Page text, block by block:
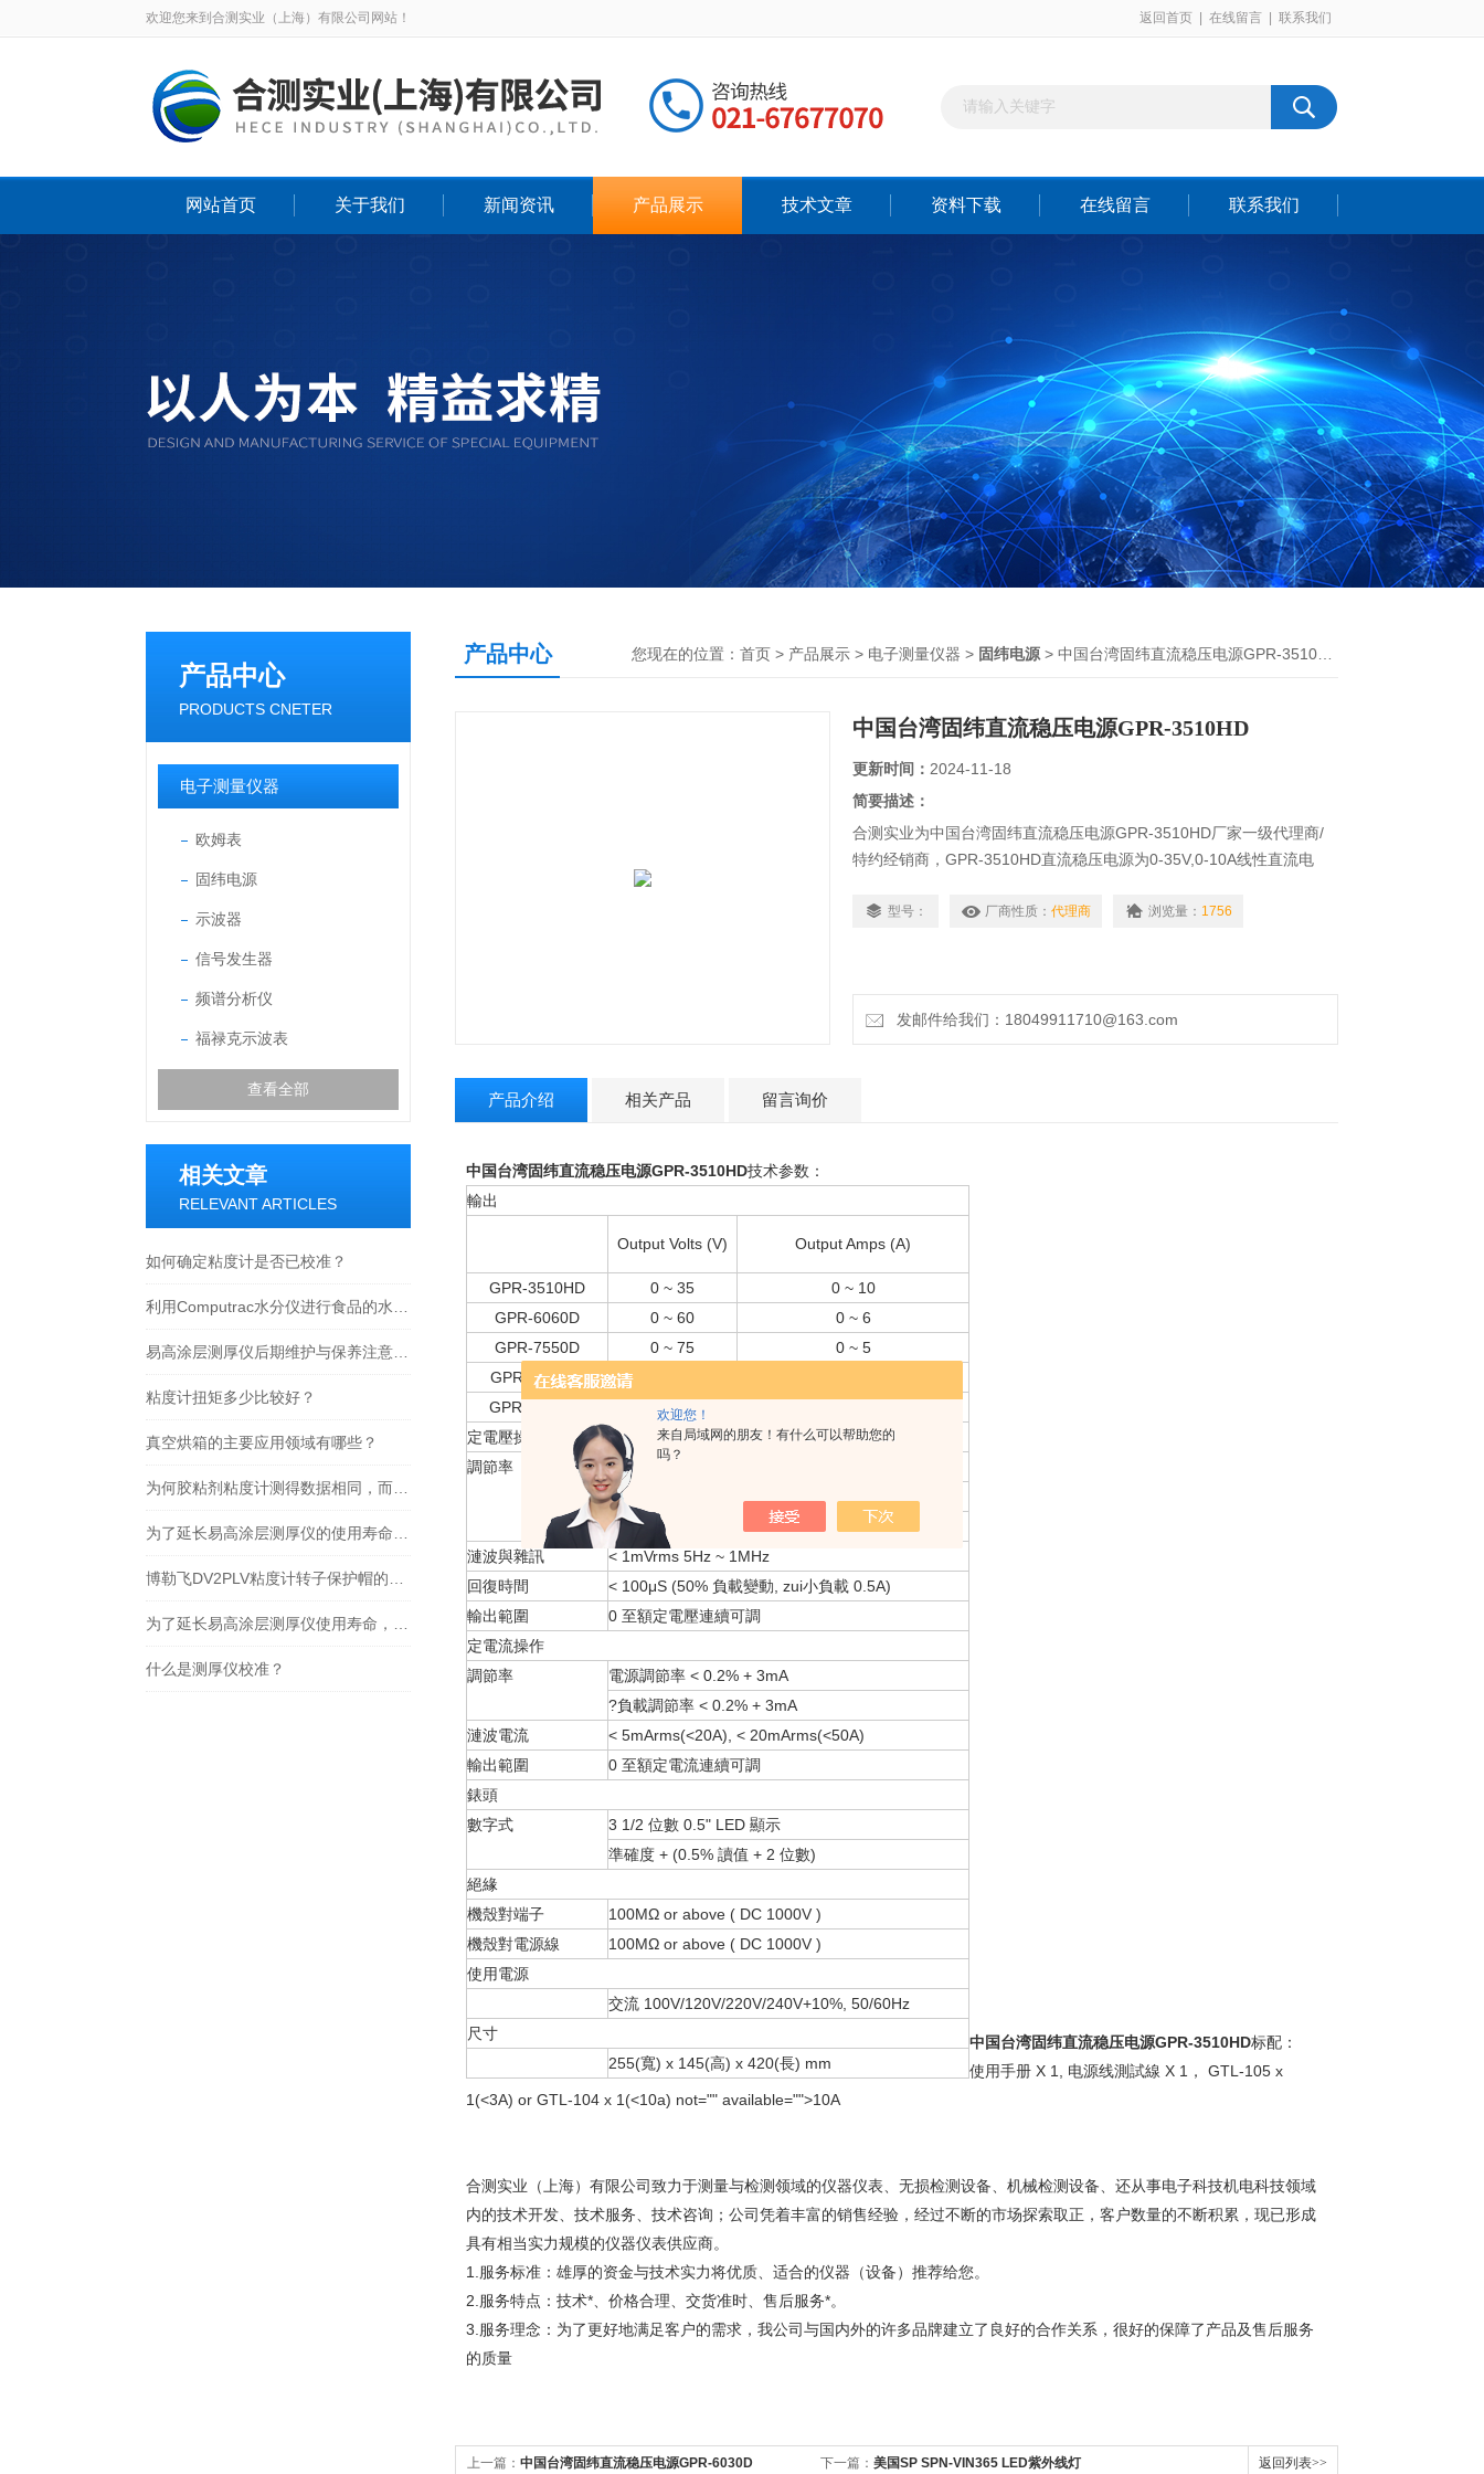
欢迎您！
来自局域网的朋友！有什么可以帮助您的
吗？
欢迎您来到合测实业（上海）有限公司网站！ 返回首页 在线留言 联系我们
网站首页 关于我们 新闻资讯 产品展示 技术文章 资料下载 在线留言 联系我们
产品中心
PRODUCTS CNETER
电子测量仪器
欧姆表
固纬电源
示波器
信号发生器
频谱分析仪
福禄克示波表
查看全部
相关文章
RELEVANT ARTICLES
如何确定粘度计是否已校准？
粘度计扭矩多少比较好？
真空烘箱的主要应用领域有哪些？
什么是测厚仪校准？
产品中心 您现在的位置： 首页 > 产品展示 > 电子测量仪器 > 固纬电源 > 中国台湾固纬直流稳压电源GPR-3510HD
中国台湾固纬直流稳压电源GPR-3510HD
更新时间： 2024-11-18
简要描述：
合测实业为中国台湾固纬直流稳压电源GPR-3510HD厂家一级代理商/
特约经销商，GPR-3510HD直流稳压电源为0-35V,0-10A线性直流电
保护功能，可选择连续或动态负载，低涟波与低噪声。
型号： 厂商性质： 代理商 浏览量： 1756
发邮件给我们：18049911710@163.com
产品介绍 相关产品 留言询价
中国台湾固纬直流稳压电源GPR-3510HD技术参数：
輸出
Output Volts (V) Output Amps (A)
GPR-3510HD 0 ~ 35
0 ~ 10
GPR-6060D
0 ~ 60
0 ~ 6
GPR-7550D
0 ~ 75
0 ~ 5
GPR-11H30D
GPR-30H10D
0 ~ 300
定電壓操作
調節率
電源調節率 < 0.01% + 3mV
負載調節率 < 0.01% + 5mV ( < 10A)
< 0.02% + 5mV ( > 10A)
漣波與雜訊
< 1mVrms 5Hz ~ 1MHz
回復時間
< 100μS (50% 負載變動, zui小負載 0.5A)
輸出範圍
0 至額定電壓連續可調
定電流操作
調節率
電源調節率 < 0.2% + 3mA
?負載調節率 < 0.2% + 3mA
漣波電流
< 5mArms(<20A), < 20mArms(<50A)
輸出範圍
0 至額定電流連續可調
錶頭
數字式
3 1/2 位數 0.5" LED 顯示
準確度 + (0.5% 讀值 + 2 位數)
絕緣
機殼對端子
100MΩ or above ( DC 1000V )
機殼對電源線
100MΩ or above ( DC 1000V )
使用電源
交流 100V/120V/220V/240V+10%, 50/60Hz
尺寸
255(寬) x 145(高) x 420(長) mm
中国台湾固纬直流稳压电源GPR-3510HD标配：
使用手册 X 1, 电源线測試線 X 1， GTL-105 x
1(<3A) or GTL-104 x 1(<10a) not="" available="">10A
合测实业（上海）有限公司致力于测量与检测领域的仪器仪表、无损检测设备、机械检测设备、还从事电子科技机电科技领域
内的技术开发、技术服务、技术咨询；公司凭着丰富的销售经验，经过不断的市场探索取正，客户数量的不断积累，现已形成
具有相当实力规模的仪器仪表供应商。
1.服务标准：雄厚的资金与技术实力将优质、适合的仪器（设备）推荐给您。
2.服务特点：技术*、价格合理、交货准时、售后服务*。
3.服务理念：为了更好地满足客户的需求，我公司与国内外的许多品牌建立了良好的合作关系，很好的保障了产品及售后服务
的质量
上一篇： 中国台湾固纬直流稳压电源GPR-6030D 下一篇： 美国SP SPN-VIN365 LED紫外线灯 返回列表>>